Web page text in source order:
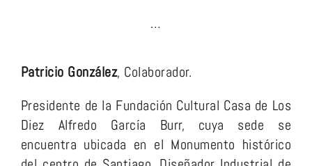
…
Patricio González, Colaborador.
Presidente de la Fundación Cultural Casa de Los
Diez Alfredo García Burr, cuya sede se
encuentra ubicada en el Monumento histórico